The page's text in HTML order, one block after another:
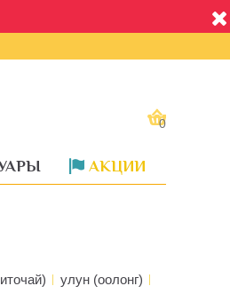
0
АКЦИИ
улун (оолонг)